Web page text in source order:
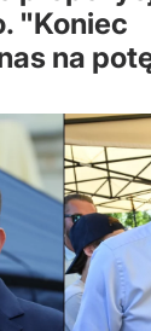
"Koniec
na